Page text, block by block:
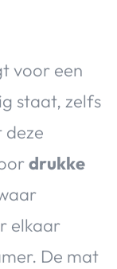
voor een
staat, zelfs
drukke
elkaar
De mat